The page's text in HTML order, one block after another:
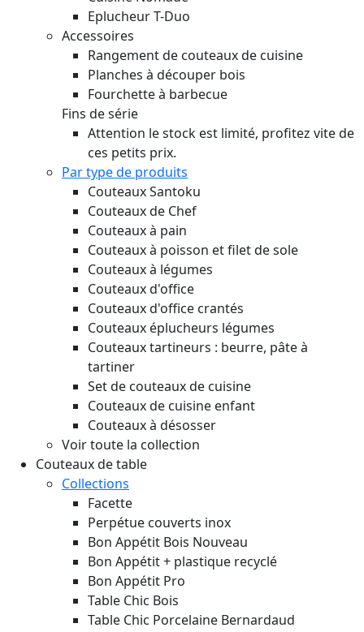
Eplucheur T-Duo
Accessoires
Rangement de couteaux de cuisine
Planches à découper bois
Fourchette à barbecue
Fins de série
Attention le stock est limité, profitez vite de
ces petits prix.
Par type de produits
Couteaux Santoku
Couteaux de Chef
Couteaux à pain
Couteaux à poisson et filet de sole
Couteaux à légumes
Couteaux d'office
Couteaux d'office crantés
Couteaux éplucheurs légumes
Couteaux tartineurs : beurre, pâte à
tartiner
Set de couteaux de cuisine
Couteaux de cuisine enfant
Couteaux à désosser
Voir toute la collection
Couteaux de table
Collections
Facette
Perpétue couverts inox
Bon Appétit Bois Nouveau
Bon Appétit + plastique recyclé
Bon Appétit Pro
Table Chic Bois
Table Chic Porcelaine Bernardaud